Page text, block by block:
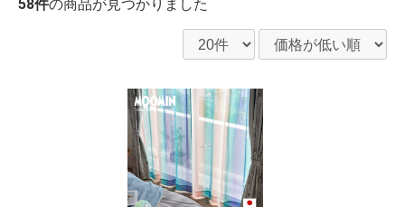
58件の商品が見つかりました